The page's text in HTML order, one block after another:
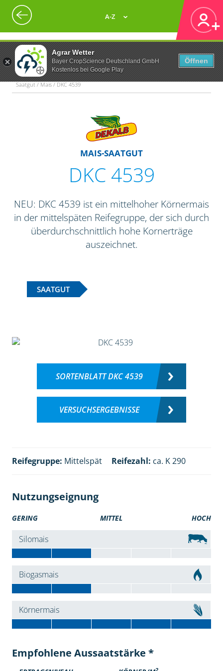
Agrar Wetter
Bayer CropScience Deutschland GmbH
Kostenlos bei Google Play
Öffnen
A-Z
Saatgut / Mais / DKC 4539
MAIS-SAATGUT
DKC 4539
NEU: DKC 4539 ist ein mittelhoher Körnermais
in der mittelspäten Reifegruppe, der sich durch
überdurchschnittlich hohe Kornerträge
auszeichnet.
SAATGUT
SORTENBLATT DKC 4539
VERSUCHSERGEBNISSE
Reifegruppe: Mittelspät Reifezahl: ca. K 290
Nutzungseignung
GERING MITTEL HOCH
Silomais
Biogasmais
Körnermais
Empfohlene Aussaatstärke *